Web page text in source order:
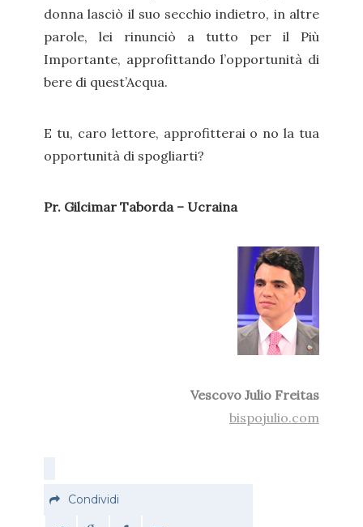
donna lasciò il suo secchio indietro, in altre
parole, lei rinunciò a tutto per il Più
Importante, approfittando l’opportunità di
bere di quest’Acqua.
E tu, caro lettore, approfitterai o no la tua
opportunità di spogliarti?
Pr. Gilcimar Taborda – Ucraina
Vescovo Julio Freitas
bispojulio.com
Condividi